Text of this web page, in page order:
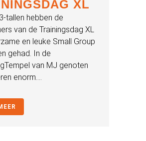
XL
tallen hebben de
van de Trainingsdag XL
en leuke Small Group
gehad. In de
van MJ genoten
enorm....